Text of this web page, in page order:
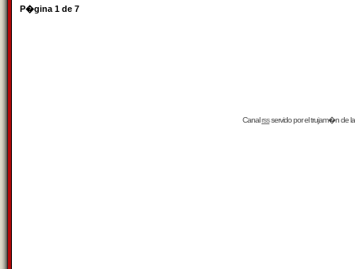
P�gina 1 de 7
Canalrssservido por eltrujam�nde